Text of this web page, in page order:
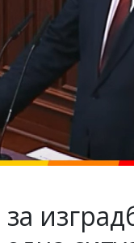
за